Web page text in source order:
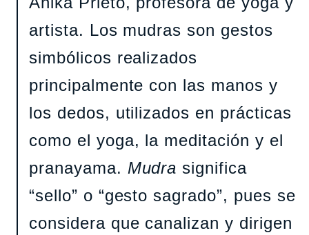
artista. Los mudras son gestos
simbólicos realizados
principalmente con las manos y
los dedos, utilizados en prácticas
como el yoga, la meditación y el
pranayama. Mudra significa
“sello” o “gesto sagrado”, pues se
considera que canalizan y dirigen